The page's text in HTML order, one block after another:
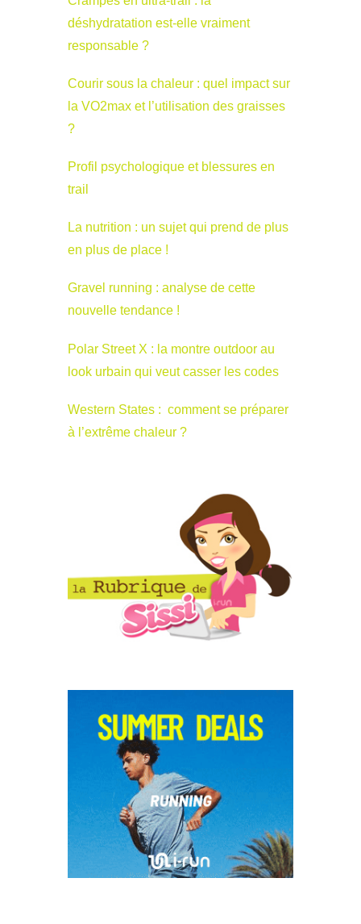
déshydratation est-elle vraiment
responsable ?
Courir sous la chaleur : quel impact sur
la VO2max et l’utilisation des graisses
?
Profil psychologique et blessures en
trail
La nutrition : un sujet qui prend de plus
en plus de place !
Gravel running : analyse de cette
nouvelle tendance !
Polar Street X : la montre outdoor au
look urbain qui veut casser les codes
Western States : comment se préparer
à l’extrême chaleur ?